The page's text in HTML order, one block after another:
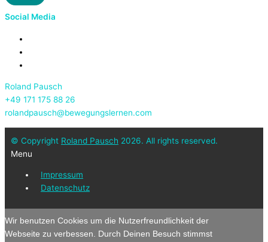
Social Media
Roland Pausch
+49 171 175 88 26
rolandpausch@bewegungslernen.com
© Copyright Roland Pausch 2026. All rights reserved.
Menu
Impressum
Datenschutz
Wir benutzen Cookies um die Nutzerfreundlichkeit der
Webseite zu verbessen. Durch Deinen Besuch stimmst